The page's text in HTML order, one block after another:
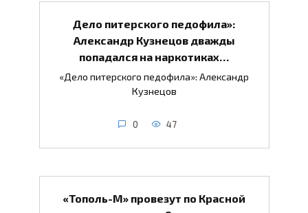
Дело питерского педофила»:
Александр Кузнецов дважды
попадался на наркотиках…
«Дело питерского педофила»: Александр
Кузнецов
0 47
«Тополь-М» провезут по Красной